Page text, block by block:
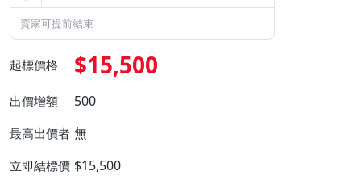
賣家可提前結束
起標價格 $15,500
出價增額 500
最高出價者 無
立即結標價 $15,500